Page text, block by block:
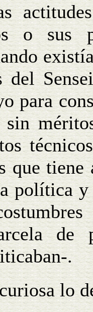
o sus
del
para
sin
que tiene
política
de
.
lo